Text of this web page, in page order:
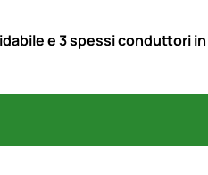
e 3 spessi conduttori in